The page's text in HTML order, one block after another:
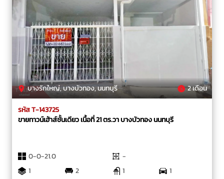
บางรักใหญ่, บางบัวทอง, นนทบุรี 2 เดือน
รหัส T-143725
ขายทาวน์เฮ้าส์ชั้นเดียว เนื้อที่ 21 ตร.วา บางบัวทอง นนทบุรี
0-0-21.0
-
1
2 1
1